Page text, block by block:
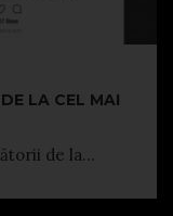
LA CEL MAI
de la...